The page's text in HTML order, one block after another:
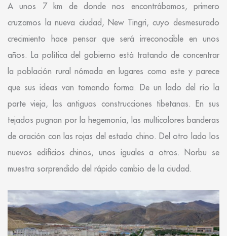
A unos 7 km de donde nos encontrábamos, primero
cruzamos la nueva ciudad, New Tingri, cuyo desmesurado
crecimiento hace pensar que será irreconocible en unos
años. La política del gobierno está tratando de concentrar
la población rural nómada en lugares como este y parece
que sus ideas van tomando forma. De un lado del río la
parte vieja, las antiguas construcciones tibetanas. En sus
tejados pugnan por la hegemonía, las multicolores banderas
de oración con las rojas del estado chino. Del otro lado los
nuevos edificios chinos, unos iguales a otros. Norbu se
muestra sorprendido del rápido cambio de la ciudad.